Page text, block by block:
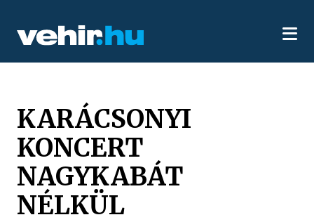
KARÁCSONYI
KONCERT
NAGYKABÁT
NÉLKÜL